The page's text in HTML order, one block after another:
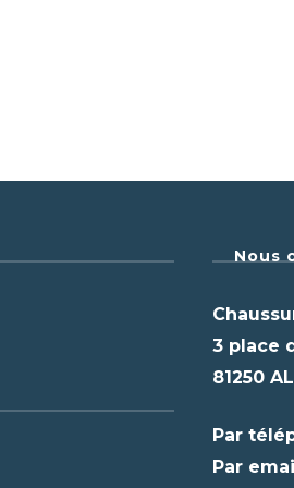
Nous
3 place
81250
Par
Par